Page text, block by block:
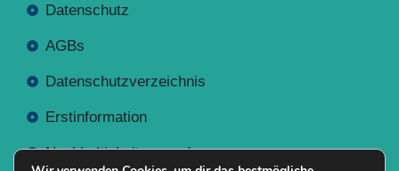
Datenschutz
AGBs
Datenschutzverzeichnis
Erstinformation
Nachhaltigkeitsverordnung